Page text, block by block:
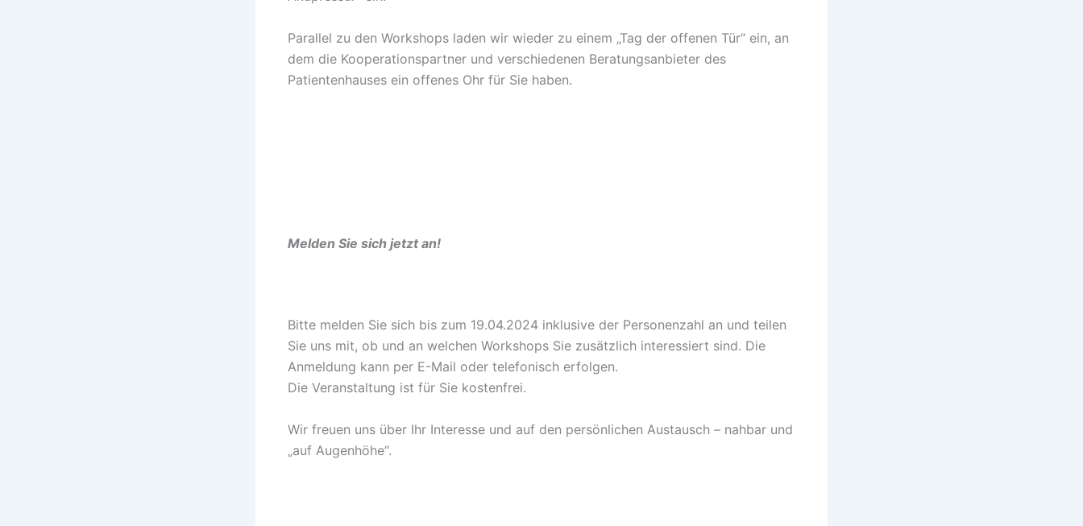
Parallel zu den Workshops laden wir wieder zu einem „Tag der offenen Tür“ ein, an
dem die Kooperationspartner und verschiedenen Beratungsanbieter des
Patientenhauses ein offenes Ohr für Sie haben.
Melden Sie sich jetzt an!
Bitte melden Sie sich bis zum 19.04.2024 inklusive der Personenzahl an und teilen
Sie uns mit, ob und an welchen Workshops Sie zusätzlich interessiert sind. Die
Anmeldung kann per E-Mail oder telefonisch erfolgen.
Die Veranstaltung ist für Sie kostenfrei.
Wir freuen uns über Ihr Interesse und auf den persönlichen Austausch – nahbar und
„auf Augenhöhe“.